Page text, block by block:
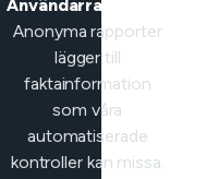
Användarrapporter
Anonyma rapporter
lägger till
faktainformation
som våra
automatiserade
kontroller kan missa.